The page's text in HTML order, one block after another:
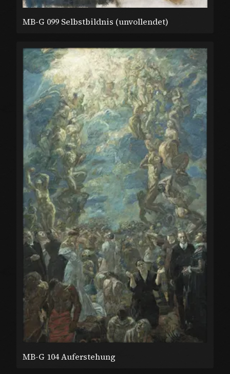
MB-G 099 Selbstbildnis (unvollendet)
MB-G 104 Auferstehung